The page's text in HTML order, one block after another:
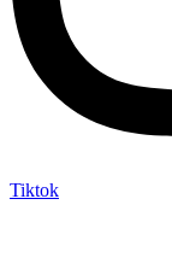
Tiktok